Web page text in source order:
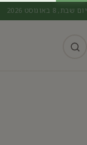
יום שבת, 8 באוגוסט 2026